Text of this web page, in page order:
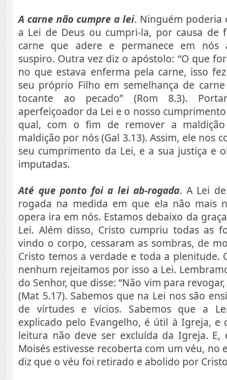
A carne não cumpre a lei. Ninguém poderia
a Lei de Deus ou cumpri-la, por causa de
carne que adere e permanece em nós
suspiro. Outra vez diz o apóstolo: “O que
no que estava enferma pela carne, isso
seu próprio Filho em semelhança de
tocante ao pecado” (Rom 8.3).
aperfeiçoador da Lei e o nosso
qual, com o fim de remover a
maldição por nós (Gal 3.13). Assim, ele nos
seu cumprimento da Lei, e a sua justiça e
imputadas.
Até que ponto foi a lei ab-rogada. A Lei
rogada na medida em que ela não mais
opera ira em nós. Estamos debaixo da
Lei. Além disso, Cristo cumpriu todas as
vindo o corpo, cessaram as sombras, de
Cristo temos a verdade e toda a plenitude.
nenhum rejeitamos por isso a Lei.
do Senhor, que disse: “Não vim para
(Mat 5.17). Sabemos que na Lei nos são
de virtudes e vícios. Sabemos que a
explicado pelo Evangelho, é útil à Igreja, e
leitura não deve ser excluída da Igreja. E,
Moisés estivesse recoberta com um véu, no
diz que o véu foi retirado e abolido por